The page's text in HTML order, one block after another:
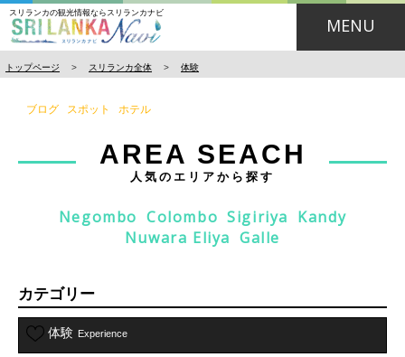
スリランカの観光情報ならスリランカナビ
MENU
トップページ > スリランカ全体 > 体験
ブログ スポット ホテル
AREA SEACH
人気のエリアから探す
Negombo Colombo Sigiriya Kandy
Nuwara Eliya Galle
カテゴリー
体験 Experience